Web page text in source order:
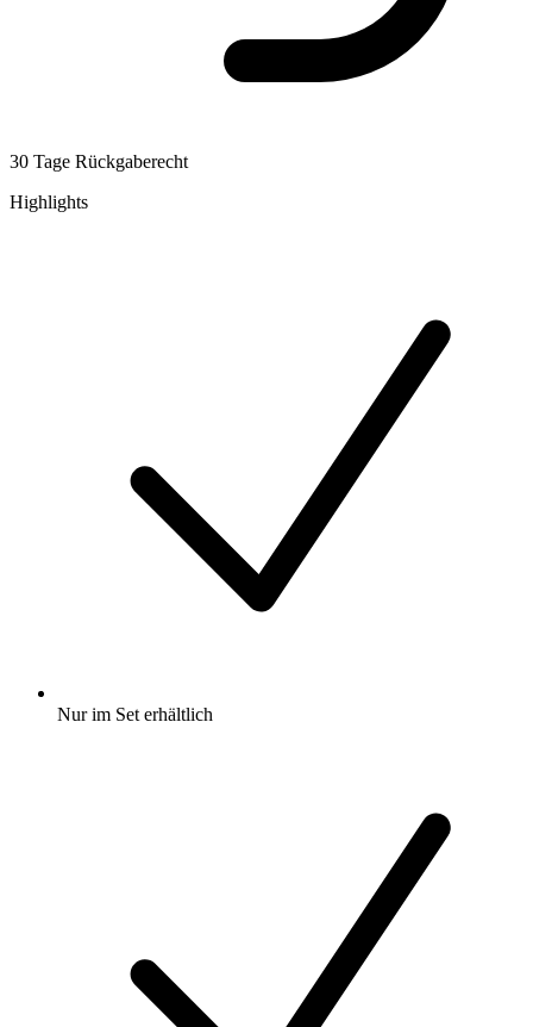
30 Tage Rückgaberecht
Highlights
Nur im Set erhältlich